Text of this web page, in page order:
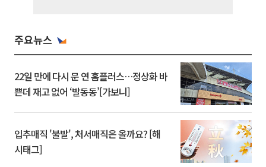
주요뉴스
22일 만에 다시 문 연 홈플러스…정상화 바
쁜데 재고 없어 ‘발동동’[가보니]
입추매직 '불발', 처서매직은 올까요? [해
시태그]